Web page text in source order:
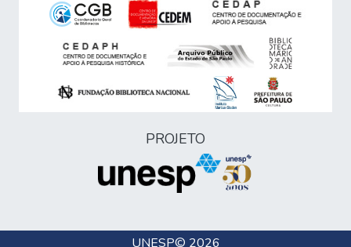
PROJETO
UNESP© 2026